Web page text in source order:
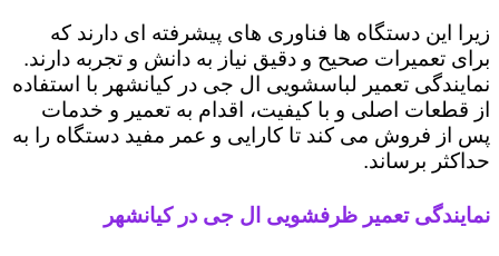
زیرا این دستگاه ها فناوری های پیشرفته ای دارند که
برای تعمیرات صحیح و دقیق نیاز به دانش و تجربه دارند.
نمایندگی تعمیر لباسشویی ال جی در کیانشهر با استفاده
از قطعات اصلی و با کیفیت، اقدام به تعمیر و خدمات
پس از فروش می کند تا کارایی و عمر مفید دستگاه را به
حداکثر برساند.
نمایندگی تعمیر ظرفشویی ال جی در کیانشهر